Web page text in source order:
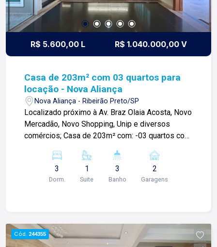
imobiliária que equilibra a tradicionalidade com o
arrojo e a força comercial da atualidade. A Lago é
sua principal imobiliária em Ribeirão Preto!
R$ 5.600,00 L R$ 1.040.000,00 V
Casa de 203m² com 03 quartos para
locação - Nova Aliança
Nova Aliança - Ribeirão Preto/SP
Localizado próximo à Av. Braz Olaia Acosta, Novo
Mercadão, Novo Shopping, Unip e diversos
comércios; Casa de 203m² com: -03 quartos com
Sala; -Cozinha; -Área de serviço; -Jardim; -
Varanda gourmet; -02 vagas de garagem;
Diferenciais: -Quartos climatizados com
planejada com armários; -Varanda gourmet com
churrasqueira; Condomínio com: -Portaria 24h; -
3
Dorm.
1
Suite
3
Banho
2
Garagens
Cód. 244355